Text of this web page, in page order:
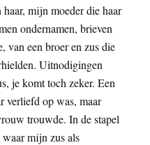
mijn moeder die haar
ondernamen, brieven
van een broer en zus die
Uitnodigingen
je komt toch zeker. Een
verliefd op was, maar
trouwde. In de stapel
mijn zus als